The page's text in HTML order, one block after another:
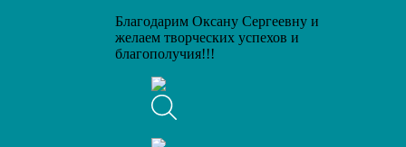
Благодарим Оксану Сергеевну и
желаем творческих успехов и
благополучия!!!